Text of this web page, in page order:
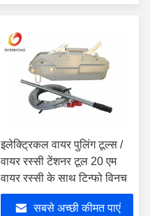
इलेक्ट्रिकल वायर पुलिंग टूल्स /
वायर रस्सी टेंशनर टूल 20 एम
वायर रस्सी के साथ टिन्फो विनच
सबसे अच्छी कीमत पाएं